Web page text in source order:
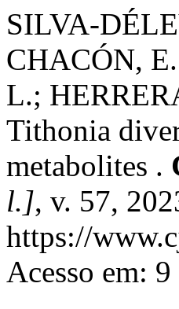
SILVA-
CHACÓN,
L.;
Tithonia
metabolites .
l.], v. 57,
https://
Acesso em: